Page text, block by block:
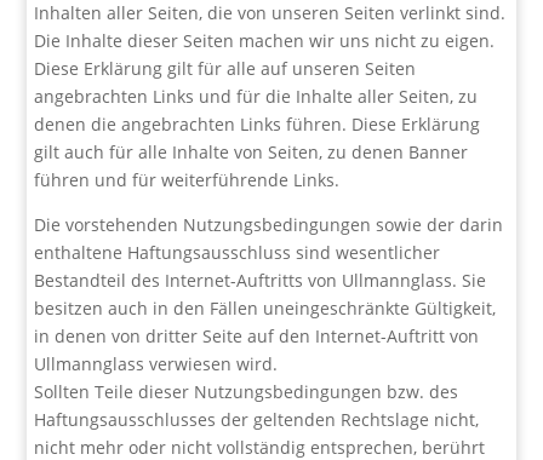
Inhalten aller Seiten, die von unseren Seiten verlinkt sind.
Die Inhalte dieser Seiten machen wir uns nicht zu eigen.
Diese Erklärung gilt für alle auf unseren Seiten
angebrachten Links und für die Inhalte aller Seiten, zu
denen die angebrachten Links führen. Diese Erklärung
gilt auch für alle Inhalte von Seiten, zu denen Banner
führen und für weiterführende Links.
Die vorstehenden Nutzungsbedingungen sowie der darin
enthaltene Haftungsausschluss sind wesentlicher
Bestandteil des Internet-Auftritts von Ullmannglass. Sie
besitzen auch in den Fällen uneingeschränkte Gültigkeit,
in denen von dritter Seite auf den Internet-Auftritt von
Ullmannglass verwiesen wird.
Sollten Teile dieser Nutzungsbedingungen bzw. des
Haftungsausschlusses der geltenden Rechtslage nicht,
nicht mehr oder nicht vollständig entsprechen, berührt